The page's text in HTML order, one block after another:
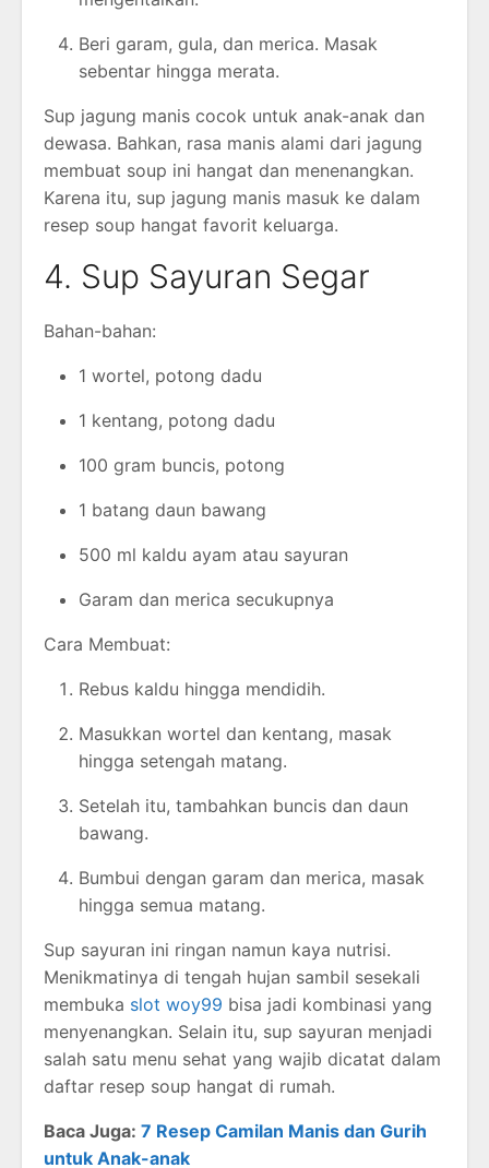
Beri garam, gula, dan merica. Masak
sebentar hingga merata.
Sup jagung manis cocok untuk anak-anak dan
dewasa. Bahkan, rasa manis alami dari jagung
membuat soup ini hangat dan menenangkan.
Karena itu, sup jagung manis masuk ke dalam
resep soup hangat favorit keluarga.
4. Sup Sayuran Segar
Bahan-bahan:
1 wortel, potong dadu
1 kentang, potong dadu
100 gram buncis, potong
1 batang daun bawang
500 ml kaldu ayam atau sayuran
Garam dan merica secukupnya
Cara Membuat:
Rebus kaldu hingga mendidih.
Masukkan wortel dan kentang, masak
hingga setengah matang.
Setelah itu, tambahkan buncis dan daun
bawang.
Bumbui dengan garam dan merica, masak
hingga semua matang.
Sup sayuran ini ringan namun kaya nutrisi.
Menikmatinya di tengah hujan sambil sesekali
membuka slot woy99 bisa jadi kombinasi yang
menyenangkan. Selain itu, sup sayuran menjadi
salah satu menu sehat yang wajib dicatat dalam
daftar resep soup hangat di rumah.
Baca Juga: 7 Resep Camilan Manis dan Gurih
untuk Anak-anak